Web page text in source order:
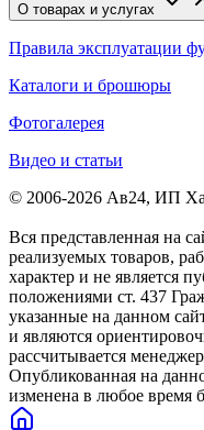
О товарах и услугах
Правила эксплуатации
Каталоги и брошюры
Фотогалерея
Видео и статьи
© 2006-2026 Ав24, ИП
Вся представленная на
реализуемых товаров,
характер и не является
положениями ст. 437
указанные на данном
и являются
рассчитывается
Опубликованная на
изменена в любое время